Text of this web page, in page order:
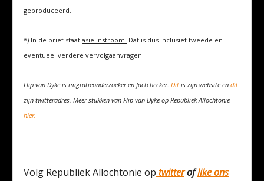
geproduceerd.
*) In de brief staat asielinstroom. Dat is dus inclusief tweede en
eventueel verdere vervolgaanvragen.
Flip van Dyke is migratieonderzoeker en factchecker. Dit is zijn website en dit
zijn twitteradres. Meer stukken van Flip van Dyke op Republiek Allochtonië
hier.
Volg Republiek Allochtonië op twitteroflike ons